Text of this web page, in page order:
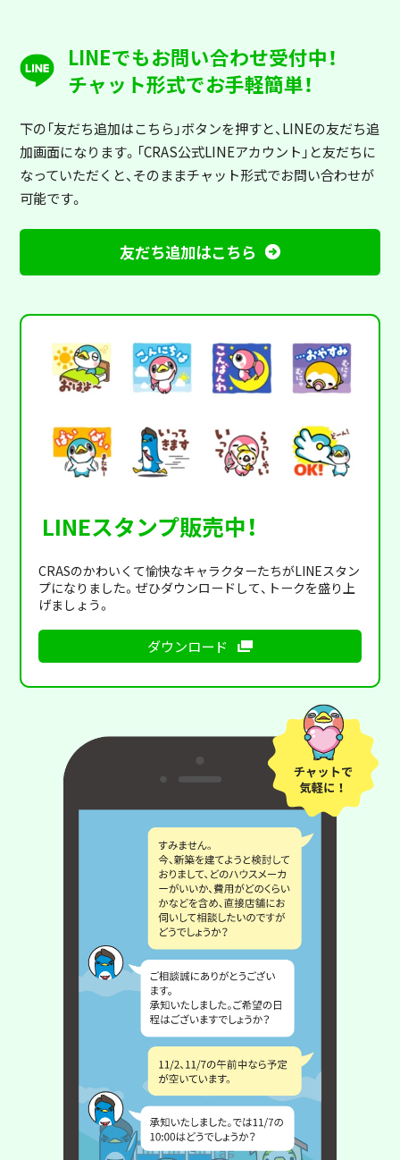
LINEでもお問い合わせ受付中！
チャット形式でお手軽簡単！
下の「友だち追加はこちら」ボタンを押すと、LINEの友だち追
加画面になります。「CRAS公式LINEアカウント」と友だちに
なっていただくと、そのままチャット形式でお問い合わせが
可能です。
友だち追加はこちら
LINEスタンプ販売中！
CRASのかわいくて愉快なキャラクターたちがLINEスタン
プになりました。ぜひダウンロードして、トークを盛り上
げましょう。
ダウンロード